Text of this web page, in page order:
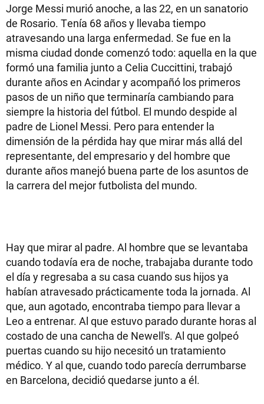
Jorge Messi murió anoche, a las 22, en un sanatorio
de Rosario. Tenía 68 años y llevaba tiempo
atravesando una larga enfermedad. Se fue en la
misma ciudad donde comenzó todo: aquella en la que
formó una familia junto a Celia Cuccittini, trabajó
durante años en Acindar y acompañó los primeros
pasos de un niño que terminaría cambiando para
siempre la historia del fútbol. El mundo despide al
padre de Lionel Messi. Pero para entender la
dimensión de la pérdida hay que mirar más allá del
representante, del empresario y del hombre que
durante años manejó buena parte de los asuntos de
la carrera del mejor futbolista del mundo.
Hay que mirar al padre. Al hombre que se levantaba
cuando todavía era de noche, trabajaba durante todo
el día y regresaba a su casa cuando sus hijos ya
habían atravesado prácticamente toda la jornada. Al
que, aun agotado, encontraba tiempo para llevar a
Leo a entrenar. Al que estuvo parado durante horas al
costado de una cancha de Newell's. Al que golpeó
puertas cuando su hijo necesitó un tratamiento
médico. Y al que, cuando todo parecía derrumbarse
en Barcelona, decidió quedarse junto a él.